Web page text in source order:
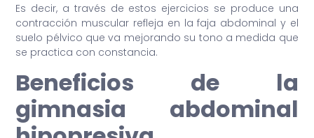
Es decir, a través de estos ejercicios se produce una
contracción muscular refleja en la faja abdominal y el
suelo pélvico que va mejorando su tono a medida que
se practica con constancia.
Beneficios de la
gimnasia abdominal